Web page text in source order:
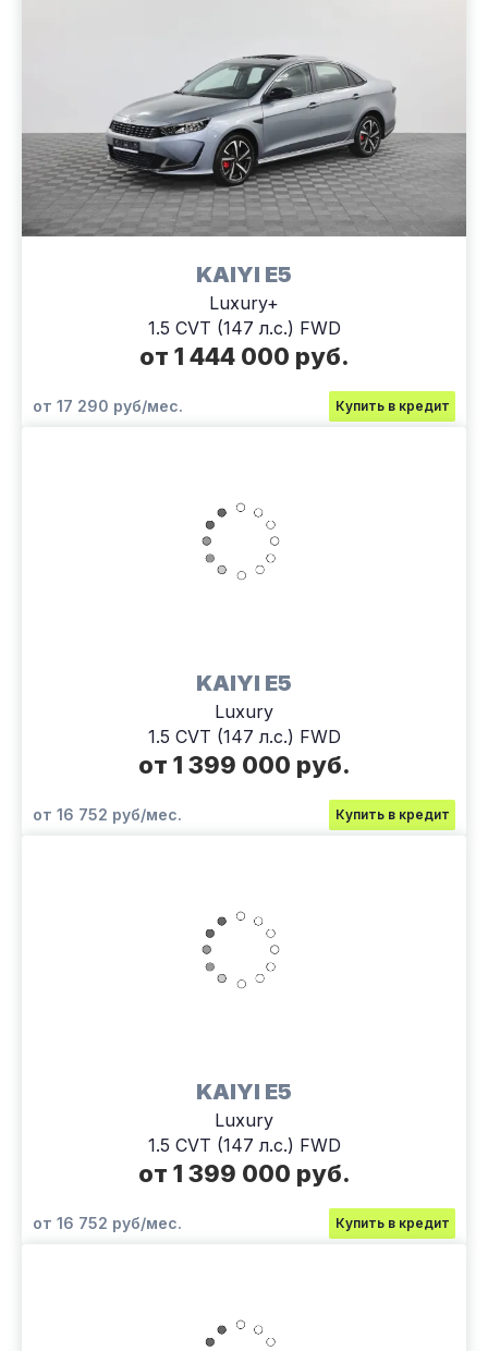
KAIYI E5
Luxury+
1.5 CVT (147 л.с.) FWD
от 1 444 000 руб.
от 17 290 руб/мес. Купить в кредит
KAIYI E5
Luxury
1.5 CVT (147 л.с.) FWD
от 1 399 000 руб.
от 16 752 руб/мес. Купить в кредит
KAIYI E5
Luxury
1.5 CVT (147 л.с.) FWD
от 1 399 000 руб.
от 16 752 руб/мес. Купить в кредит